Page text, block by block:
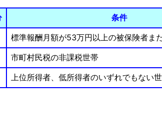
条件
標準報酬月額が53万円以上の被保険者ま
市町村民税の非課税世帯
上位所得者、低所得者のいずれでもない